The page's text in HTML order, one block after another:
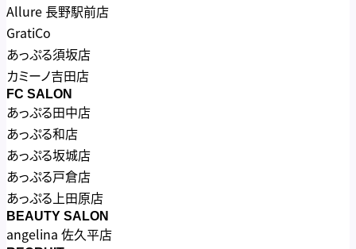
Allure 長野駅前店
GratiCo
あっぷる須坂店
カミーノ吉田店
FC SALON
あっぷる田中店
あっぷる和店
あっぷる坂城店
あっぷる戸倉店
あっぷる上田原店
BEAUTY SALON
angelina 佐久平店